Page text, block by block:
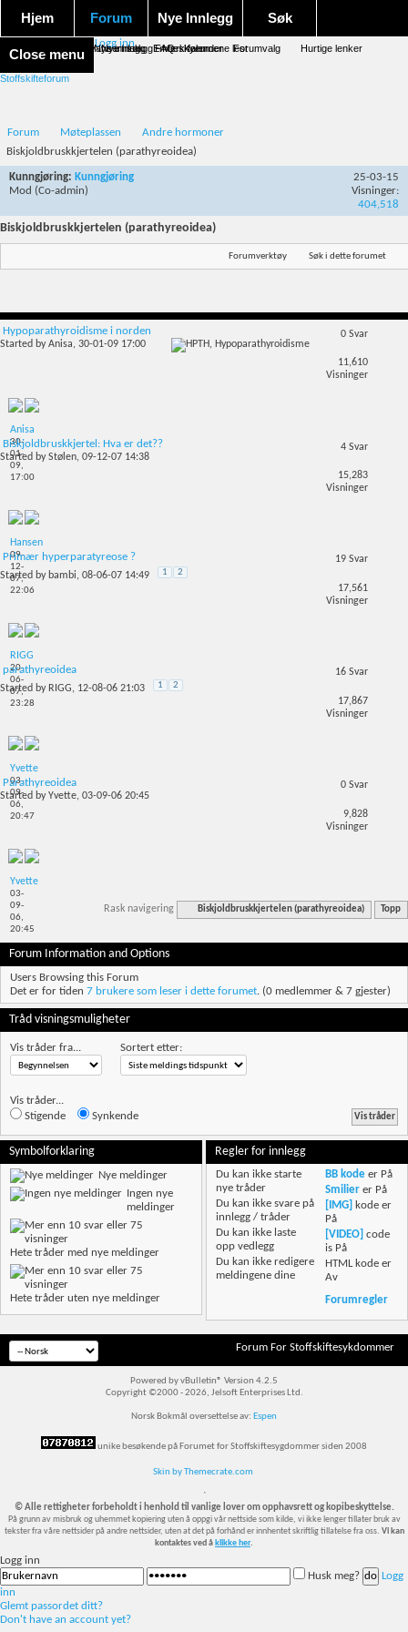
Hjem Forum
Nye innlegg FAQ Kalender Forumvalg Hurtige lenker
Nye Innlegg
Nye innlegg Merk forumene lest
Søk
Avansert søk Emneskyen
Close menu
Logg inn
Stoffskifteforum
Forum Møteplassen
Andre hormoner
Biskjoldbruskkjertelen (parathyreoidea)
Kunngjøring: Kunngjøring
Mod (Co-admin)
25-03-15
Visninger:
404,518
Biskjoldbruskkjertelen (parathyreoidea)
Forumverktøy Søk i dette forumet
Hypoparathyroidisme i norden
Started byAnisa, 30-01-09 17:00
0 Svar
11,610
Visninger
Anisa
30-
01-
09,
17:00
Biskjoldbruskkjertel: Hva er det??
Started byStølen, 09-12-07 14:38
4 Svar
15,283
Visninger
Hansen
09-
12-
07,
22:06
Primær hyperparatyreose ?
Started by bambi, 08-06-07 14:49 1 2
19 Svar
17,561
Visninger
RIGG
20-
06-
07,
23:28
parathyreoidea
Started by RIGG, 12-08-06 21:03 1 2
16 Svar
17,867
Visninger
Yvette
03-
09-
06,
20:47
Parathyreoidea
Started byYvette, 03-09-06 20:45
0 Svar
9,828
Visninger
Yvette
03-
09-
06,
20:45
Rask navigering Biskjoldbruskkjertelen (parathyreoidea) Topp
Forum Information and Options
Users Browsing this Forum
Det er for tiden 7 brukere som leser i dette forumet. (0 medlemmer & 7 gjester)
Tråd visningsmuligheter
Vis tråder fra... Sortert etter:
Vis tråder...
Stigende
Synkende
Symbolforklaring
Nye meldinger
Ingen nye
meldinger
Hete tråder med nye meldinger
Hete tråder uten nye meldinger
Regler for innlegg
Du kan ikke starte
nye tråder
Du kan ikke svare på
innlegg / tråder
Du kan ikke laste
opp vedlegg
Du kan ikke redigere
meldingene dine
BB kode er På
Smilier er På
[IMG]
kode er
På
[VIDEO] code
is På
HTML kode er
Av
Forumregler
Forum For Stoffskiftesykdommer
Powered by vBulletin® Version 4.2.5
Copyright ©2000 - 2026, Jelsoft Enterprises Ltd.
Norsk Bokmål oversettelse av: Espen
unike besøkende på Forumet for Stoffskiftesygdommer siden 2008
Skin by Themecrate.com
`
© Alle rettigheter forbeholdt i henhold til vanlige lover om opphavsrett og kopibeskyttelse.
På grunn av misbruk og uhemmet kopiering uten å oppgi vår nettside som kilde, vi ikke lenger tillater bruk av
tekster fra våre nettsider på andre nettsider, uten at det på forhånd er innhentet skriftlig tillatelse fra oss. Vi kan
kontaktes ved åklikke her.
Logg inn
Husk meg?
Logg
inn
Glemt passordet ditt?
Don't have an account yet?